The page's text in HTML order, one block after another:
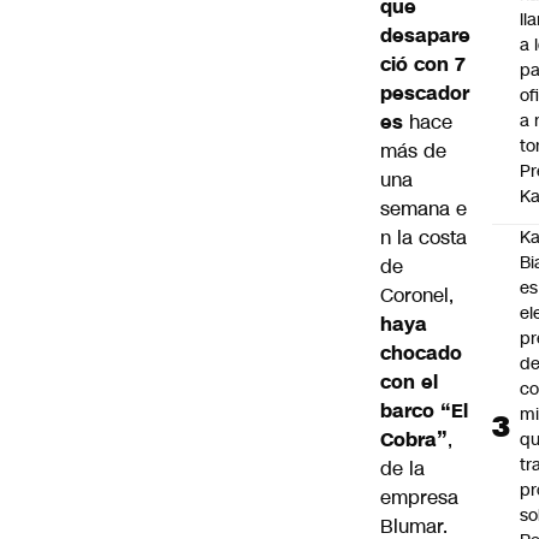
que
desapare
ció con 7
pescador
es hace
más de
una
semana e
n la costa
de
Coronel,
haya
chocado
con el
barco “El
Cobra”,
de la
empresa
Blumar.
a
a
es
de